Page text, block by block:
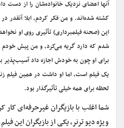
آنها اعضای نزدیک خانواده‌شان را از دست
کشته شده‌اند. و من فکر کردم، ابلا آنقدر
این (صحنه فیلمبرداری) تأثیری روی او
شدم که دارد گریه می‌کرد، و من پیش
برای او چون به خودش اجازه داد
یک فیلم است، اما او داشت در همین فیلم
لحظه برای همه خیلی تأثیرگذار بود.
شما اغلب با بازیگران غیرحرفه‌ای کار
ویژه دیو ترنر، یکی از بازیگران این